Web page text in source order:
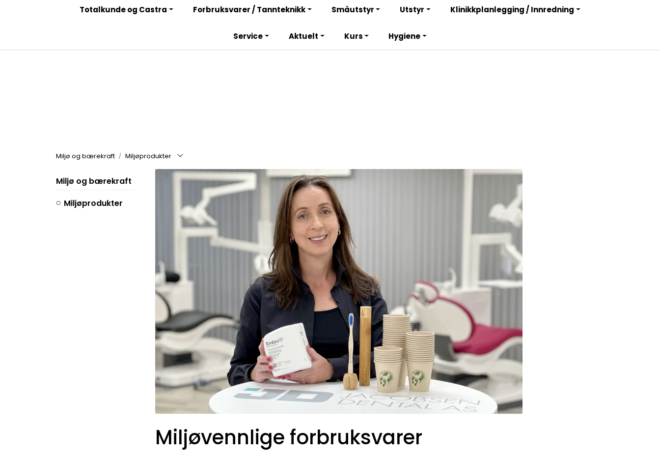
Retur og reklamasjon
Totalkunde og Castra Forbruksvarer / Tannteknikk Småutstyr Utstyr Klinikkplanlegging / Innredning
Service Aktuelt Kurs Hygiene
Miljø og bærekraft Miljøprodukter
Miljø og bærekraft
Miljøprodukter
Miljøvennlige forbruksvarer